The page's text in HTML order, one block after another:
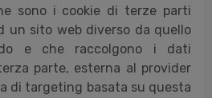
sono i cookie di terze parti
un sito web diverso da quello
e che raccolgono i dati
parte, esterna al provider
di targeting basata su questa